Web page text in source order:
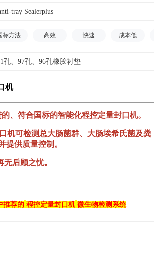
tray Sealerplus
标方法 高效 快速 成本低
孔、97孔、96孔橡胶衬垫
机
、符合国标的智能化程控定量封口机。
机可检测总大肠菌群、大肠埃希氏菌及
提供质量控制。
后顾之忧。
推荐的 程控定量封口机 微生物检测系统